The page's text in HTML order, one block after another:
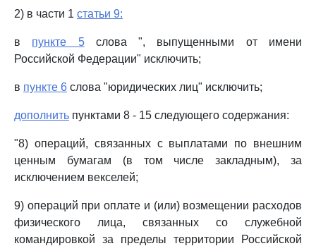
2) в части 1 статьи 9:
в пункте 5слова ", выпущенными от имени
Российской Федерации" исключить;
в пункте 6 слова "юридических лиц" исключить;
дополнить пунктами 8 - 15 следующего содержания:
"8) операций, связанных с выплатами по внешним
ценным бумагам (в том числе закладным), за
исключением векселей;
9) операций при оплате и (или) возмещении расходов
физического лица, связанных со служебной
командировкой за пределы территории Российской